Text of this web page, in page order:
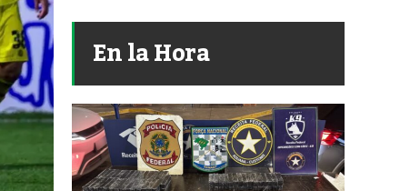
En la Hora